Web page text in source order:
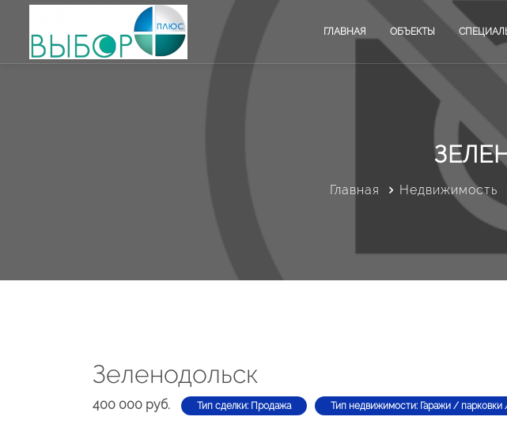
ГЛАВНАЯ ОБЪЕКТЫ
Главная Недвижимость
Зеленодольск
400 000 руб. Тип сделки: Продажа Тип недвижимости: Гаражи /